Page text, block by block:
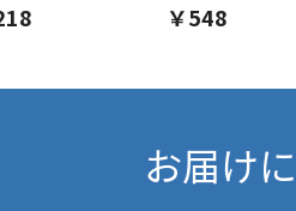
￥548
お届け